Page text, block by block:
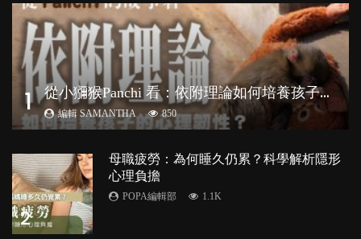
1 從
小獼猴Panchi 看：依附理論如何培養孩子心理韌性？
編輯 SAMANTHA 850
2
母職疲勞：為何睡久仍累？科學解析隱形
心理負擔
POPA編輯部 1.1K